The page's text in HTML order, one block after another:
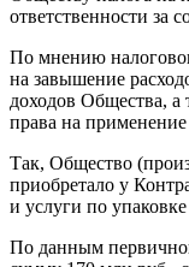
ответственности за
По мнению
на завышение
доходов Общества, а
права на
Так, Общество
приобретало у
и услуги по
По данным